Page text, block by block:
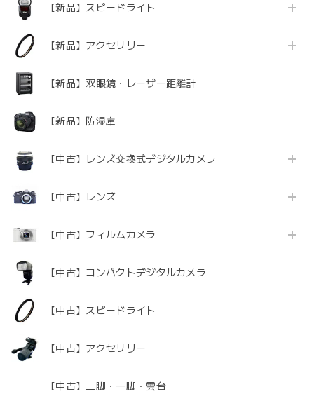
【新品】スピードライト
【新品】アクセサリー
【新品】双眼鏡・レーザー距離計
【新品】防湿庫
【中古】レンズ交換式デジタルカメラ
【中古】レンズ
【中古】フィルムカメラ
【中古】コンパクトデジタルカメラ
【中古】スピードライト
【中古】アクセサリー
【中古】三脚・一脚・雲台